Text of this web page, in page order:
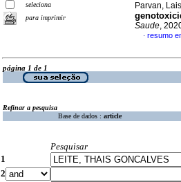
seleciona
para imprimir
Parvan,
Saude,
· resumo
página 1 de 1
Refinar a pesquisa
Base de dados : article
Pesquisar
1
2